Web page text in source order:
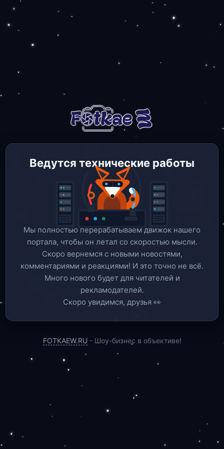
Ведутся технические работы
Мы полностью перерабатываем движок нашего
портала, чтобы он летал со скоростью мысли.
Скоро вернемся c новыми новостями,
комментариями и реакциями! И это точно не всё.
Много нового будет для читателей и
рекламодателей.
Скоро увидимся, друзья 👀
FOTKAEW.RU - Шоу-бизнес в объективе!